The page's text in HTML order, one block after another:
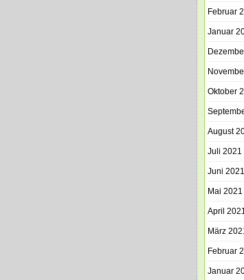
Februar
Januar
Oktober
August
Juli 2021
Juni 2021
Mai 2021
April
März
Februar
Januar